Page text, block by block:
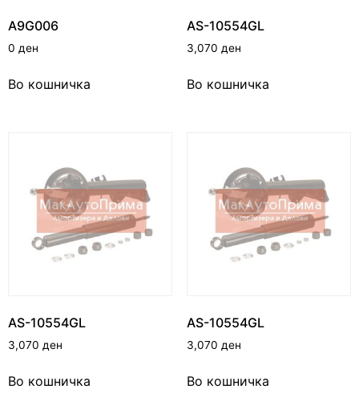
A9G006
0 ден
Во кошничка
AS-10554GL
3,070 ден
Во кошничка
AS-10554GL
3,070 ден
Во кошничка
AS-10554GL
3,070 ден
Во кошничка